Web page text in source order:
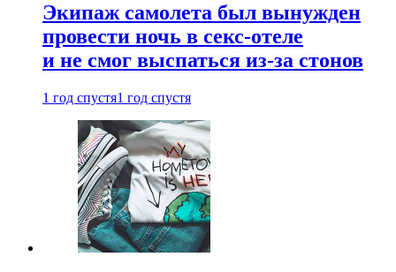
Экипаж самолета был вынужден
провести ночь в секс-отеле
и не смог выспаться из-за стонов
1 год спустя1 год спустя